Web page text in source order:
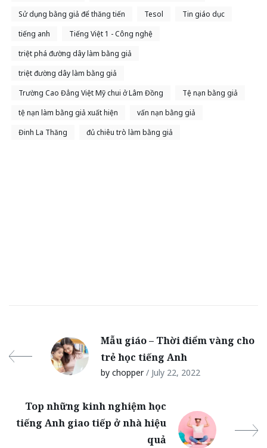
Sử dụng bằng giả để thăng tiến
Tesol
Tin giáo dục
tiếng anh
Tiếng Việt 1 - Công nghệ
triệt phá đường dây làm bằng giả
triệt đường dây làm bằng giả
Trường Cao Đẳng Việt Mỹ chui ở Lâm Đồng
Tệ nạn bằng giả
tệ nạn làm bằng giả xuất hiện
vấn nạn bằng giả
Đinh La Thăng
đủ chiêu trò làm bằng giả
Mẫu giáo – Thời điểm vàng cho
trẻ học tiếng Anh
by chopper/ July 22, 2022
Top những kinh nghiệm học
tiếng Anh giao tiếp ở nhà hiệu
quả